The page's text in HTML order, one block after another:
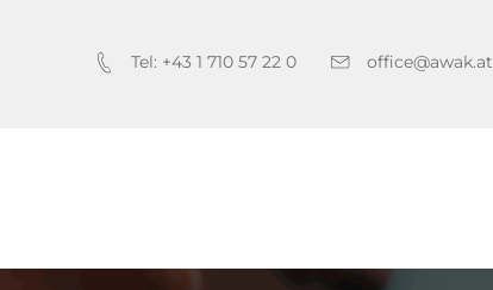
Tel: +43 1 710 57 22 0 office@awak.at